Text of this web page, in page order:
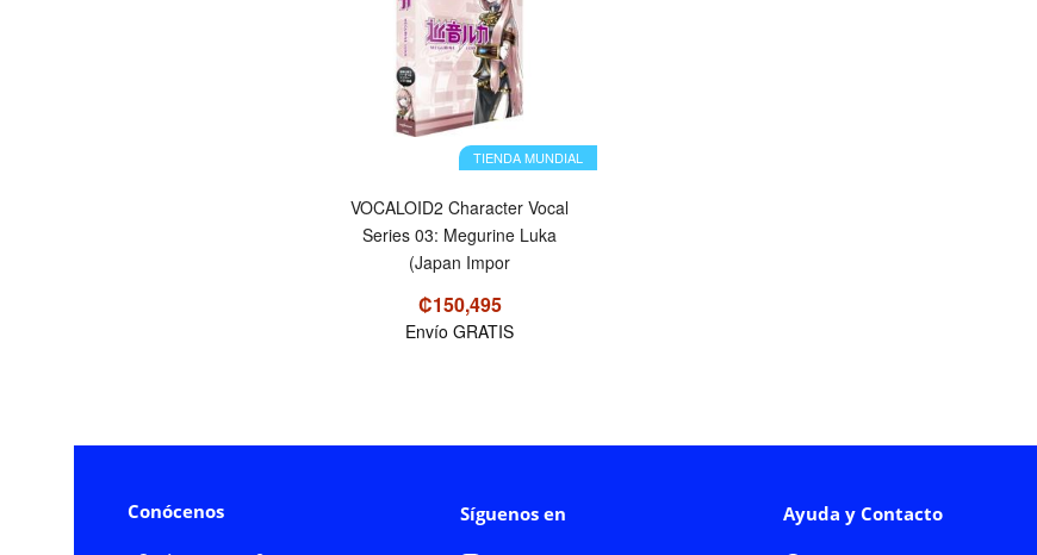
TIENDA MUNDIAL
VOCALOID2 Character Vocal
Series 03: Megurine Luka
(Japan Impor
₡150,495
Envío GRATIS
Conócenos Síguenos en Ayuda y Contacto